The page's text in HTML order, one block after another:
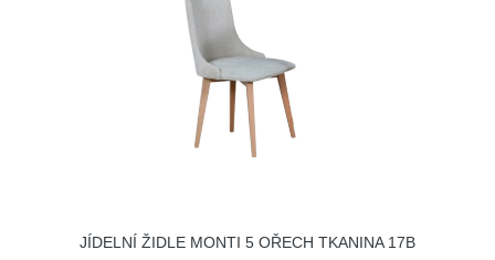
JÍDELNÍ ŽIDLE MONTI 5 OŘECH TKANINA 17B